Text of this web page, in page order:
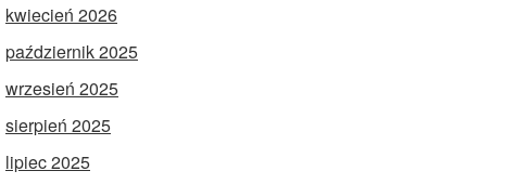
kwiecień 2026
październik 2025
wrzesień 2025
sierpień 2025
lipiec 2025